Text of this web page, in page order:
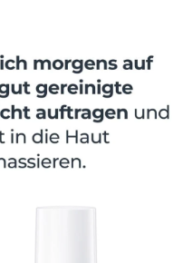
*eingetragene Marke